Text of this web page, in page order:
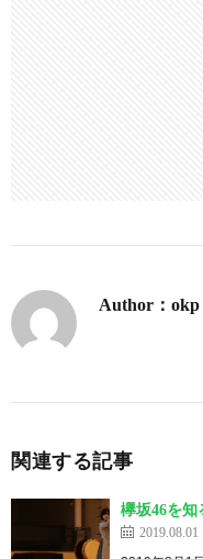
Author：okp
関連する記事
欅坂46を知
2019.08.01